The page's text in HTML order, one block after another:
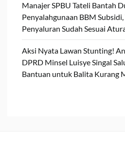
Manajer SPBU Tateli Bantah
Penyalahgunaan BBM Subsidi,
Penyaluran Sudah Sesuai
Aksi Nyata Lawan Stunting!
DPRD Minsel Luisye Singal
Bantuan untuk Balita Kurang